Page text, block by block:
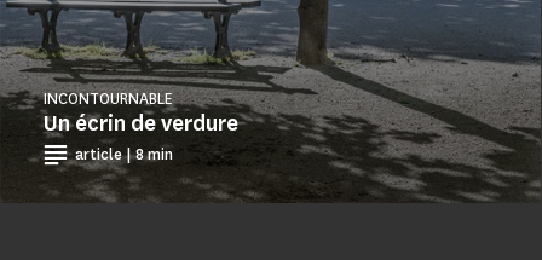
Un écrin de verdure
INCONTOURNABLE
article | 8 min